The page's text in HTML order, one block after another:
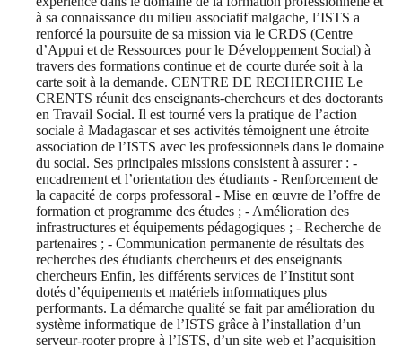
à sa connaissance du milieu associatif malgache, l’ISTS a
renforcé la poursuite de sa mission via le CRDS (Centre
d’Appui et de Ressources pour le Développement Social) à
travers des formations continue et de courte durée soit à la
carte soit à la demande. CENTRE DE RECHERCHE Le
CRENTS réunit des enseignants-chercheurs et des doctorants
en Travail Social. Il est tourné vers la pratique de l’action
sociale à Madagascar et ses activités témoignent une étroite
association de l’ISTS avec les professionnels dans le domaine
du social. Ses principales missions consistent à assurer : -
encadrement et l’orientation des étudiants - Renforcement de
la capacité de corps professoral - Mise en œuvre de l’offre de
formation et programme des études ; - Amélioration des
infrastructures et équipements pédagogiques ; - Recherche de
partenaires ; - Communication permanente de résultats des
recherches des étudiants chercheurs et des enseignants
chercheurs Enfin, les différents services de l’Institut sont
dotés d’équipements et matériels informatiques plus
performants. La démarche qualité se fait par amélioration du
système informatique de l’ISTS grâce à l’installation d’un
serveur-rooter propre à l’ISTS, d’un site web et l’acquisition